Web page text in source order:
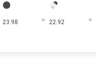
22.92
23.98